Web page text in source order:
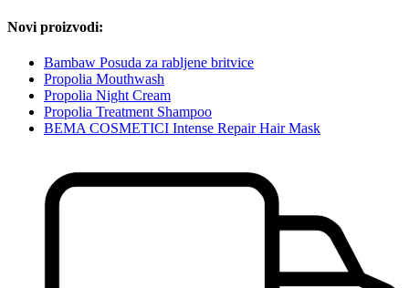
Novi proizvodi:
Bambaw Posuda za rabljene britvice
Propolia Mouthwash
Propolia Night Cream
Propolia Treatment Shampoo
BEMA COSMETICI Intense Repair Hair Mask